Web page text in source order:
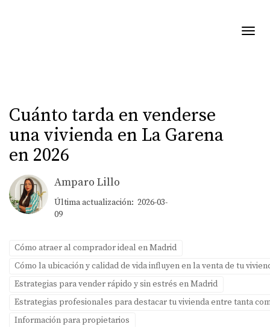
Cuánto tarda en venderse
una vivienda en La Garena
en 2026
Amparo Lillo
Última actualización: 2026-03-
09
Cómo atraer al comprador ideal en Madrid
Cómo la ubicación y calidad de vida influyen en la venta de tu
Estrategias para vender rápido y sin estrés en Madrid
Estrategias profesionales para destacar tu vivienda entre tanta
Información para propietarios